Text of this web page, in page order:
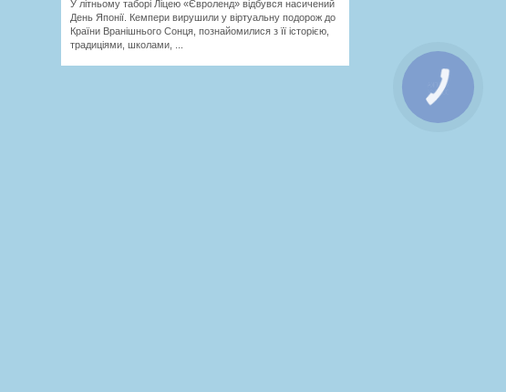
У літньому таборі Ліцею «Євроленд» відбувся насичений
День Японії. Кемпери вирушили у віртуальну подорож до
Країни Вранішнього Сонця, познайомилися з її історією,
традиціями, школами, ...